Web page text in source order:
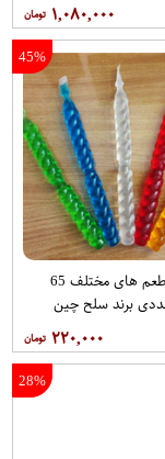
۱,۰۸۰,۰۰۰
45%
نوشمک در طعم های مختلف 65
۲۲۰,۰۰۰
28%